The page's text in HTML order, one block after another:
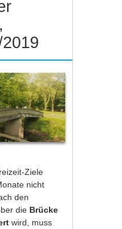
Ziele
nicht
den
die Brücke
wird, muss